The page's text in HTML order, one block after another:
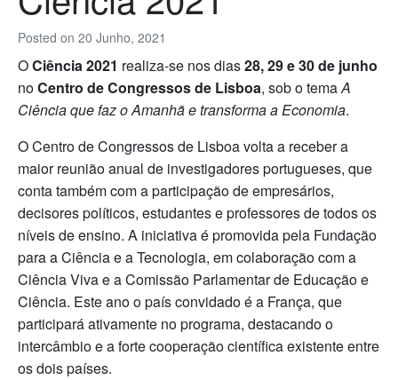
Posted on 20 Junho, 2021
OCiência 2021 realiza-se nos dias28, 29 e 30 de junho
noCentro de Congressos de Lisboa, sob o temaA
Ciência que faz o Amanhã e transforma a Economia.
O Centro de Congressos de Lisboa volta a receber a
maior reunião anual de investigadores portugueses, que
conta também com a participação de empresários,
decisores políticos, estudantes e professores de todos os
níveis de ensino. A iniciativa é promovida pela Fundação
para a Ciência e a Tecnologia, em colaboração com a
Ciência Viva e a Comissão Parlamentar de Educação e
Ciência. Este ano o país convidado é a França, que
participará ativamente no programa, destacando o
intercâmbio e a forte cooperação científica existente entre
os dois países.